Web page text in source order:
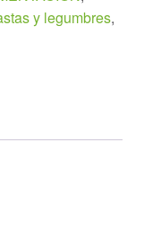
y legumbres,